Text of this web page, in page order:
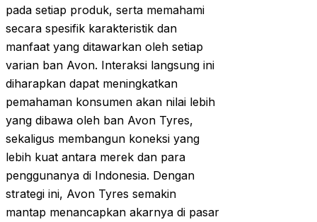
pada setiap produk, serta memahami
secara spesifik karakteristik dan
manfaat yang ditawarkan oleh setiap
varian ban Avon. Interaksi langsung ini
diharapkan dapat meningkatkan
pemahaman konsumen akan nilai lebih
yang dibawa oleh ban Avon Tyres,
sekaligus membangun koneksi yang
lebih kuat antara merek dan para
penggunanya di Indonesia. Dengan
strategi ini, Avon Tyres semakin
mantap menancapkan akarnya di pasar